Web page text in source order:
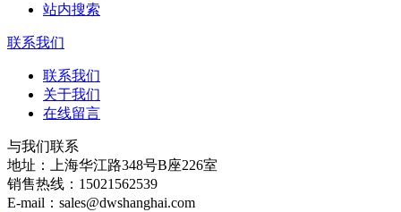
站内搜索
联系我们
联系我们
关于我们
在线留言
与我们联系
地址：上海华江路348号B座226室
销售热线：15021562539
E-mail：sales@dwshanghai.com